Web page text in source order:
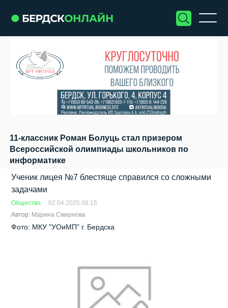
11-классник Роман Болуць стал призером
Всероссийской олимпиады школьников по
информатике
Ученик лицея №7 блестяще справился со сложными
задачами
Общество
02.04.2025 08:15
Автор: Марина Смирнова
Фото: МКУ "УОиМП" г. Бердска